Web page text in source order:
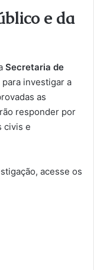
e da
Secretaria de
investigar a
as
responder por
civis e
acesse os